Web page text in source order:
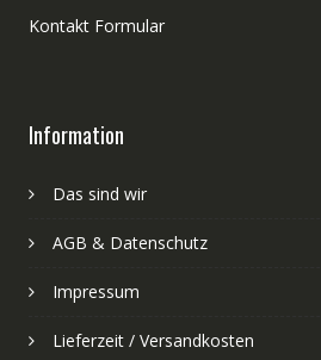
Kontakt Formular
Information
Das sind wir
AGB & Datenschutz
Impressum
Lieferzeit / Versandkosten